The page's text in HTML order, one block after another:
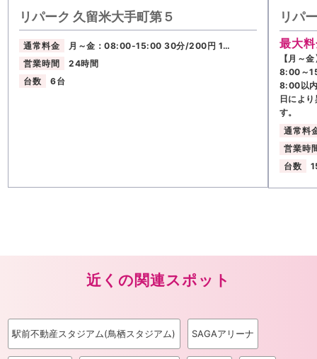
リパーク 久留米大手町第５
通常料金
月～金：08:00-15:00 30分/200円 1…
営業時間
24時間
台数
6台
リパ
最大
【月～
8:00～
8:00以
日によ
す。
通常料
営業時
台数
近くの関連スポット
駅前不動産スタジアム(鳥栖スタジアム) SAGAアリーナ